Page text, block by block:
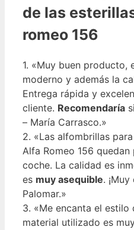
de las
romeo 156
1. «Muy buen producto,
moderno y además la
Entrega rápida y
cliente. Recomendaría
– María Carrasco.»
2. «Las alfombrillas
Alfa Romeo 156
coche. La calidad es
es muy asequible.
Palomar.»
3. «Me encanta el
material utilizado es